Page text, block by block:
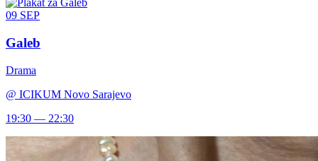
09 SEP
Galeb
Drama
@ ICIKUM Novo Sarajevo
19:30 — 22:30